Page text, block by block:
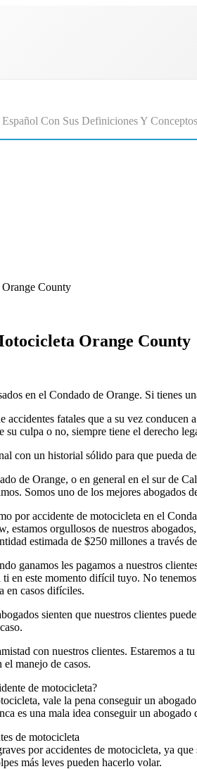
Con Sus Definiciones Y
County
Orange County
en el Condado de Orange. Si tienes
accidentes fatales que a su vez
culpa o no, siempre tiene el derecho
con un historial sólido para que pueda
de Orange, o en general en el sur de
Somos uno de los mejores abogados
por accidente de motocicleta en el
estamos orgullosos de nuestros
estimada de $250 millones a través
ganamos les pagamos a nuestros
en este momento difícil tuyo. No
en casos difíciles.
sienten que nuestros clientes
con nuestros clientes. Estaremos a
manejo de casos.
de motocicleta?
vale la pena conseguir un
es una mala idea conseguir un
de motocicleta
por accidentes de motocicleta, ya
más leves pueden hacerlo volar.